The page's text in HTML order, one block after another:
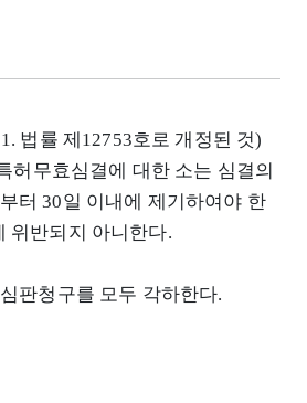
법률 제12753호로 개정된 것)
허무효심결에 대한 소는 심결의
터 30일 이내에 제기하여야 한
위반되지 아니한다.
판청구를 모두 각하한다.